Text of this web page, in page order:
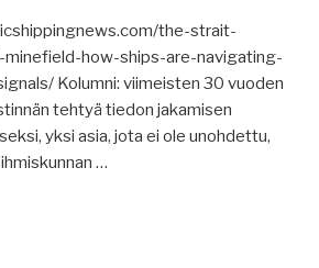
the-strait-
how-ships-are-navigating-
Kolumni: viimeisten 30 vuoden
tehtyä tiedon jakamisen
yksi asia, jota ei ole unohdettu,
…